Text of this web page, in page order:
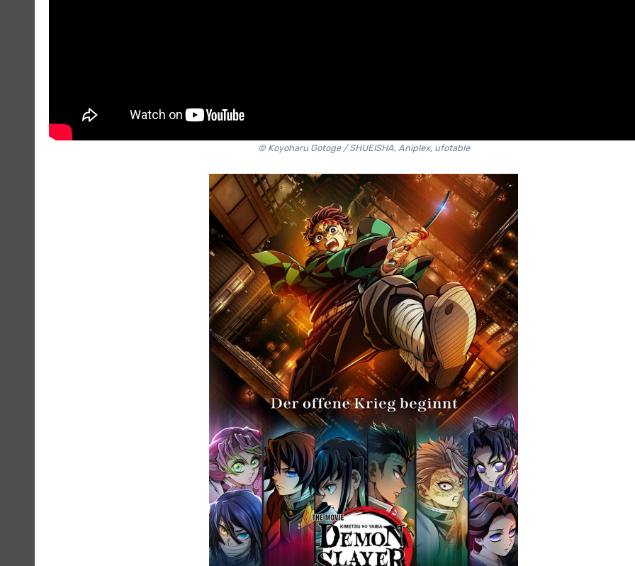
© Koyoharu Gotoge / SHUEISHA, Aniplex, ufotable